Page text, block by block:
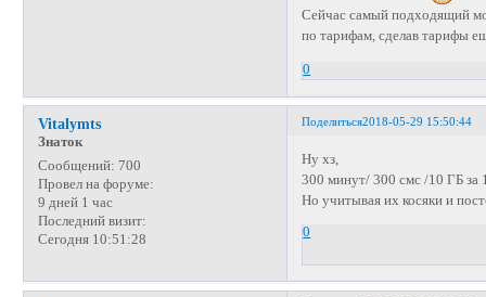
Сейчас самый подходящий
по тарифам, сделав тарифы
0
Поделиться2018-05-29 15:50:44
Vitalymts
Знаток
Сообщений: 700
Провел на форуме:
9 дней 1 час
Последний визит:
Сегодня 10:51:28
Ну хз,
300 минут/ 300 смс /10 ГБ за
Но учитывая их косяки и
0